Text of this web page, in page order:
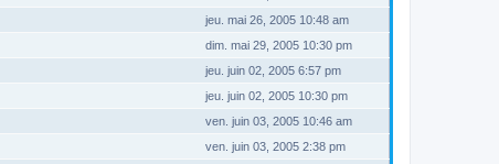
jeu. mai 26, 2005 10:48 am
dim. mai 29, 2005 10:30 pm
jeu. juin 02, 2005 6:57 pm
jeu. juin 02, 2005 10:30 pm
ven. juin 03, 2005 10:46 am
ven. juin 03, 2005 2:38 pm